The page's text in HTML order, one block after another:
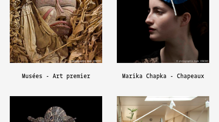
Musées - Art premier Marika Chapka - Chapeaux